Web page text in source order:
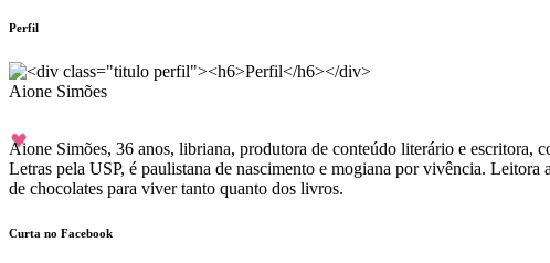
Perfil
Aione Simões
Aione Simões, 36 anos, libriana, produtora de conteúdo literário e
Letras pela USP, é paulistana de nascimento e mogiana por vivência.
de chocolates para viver tanto quanto dos livros.
Curta no Facebook